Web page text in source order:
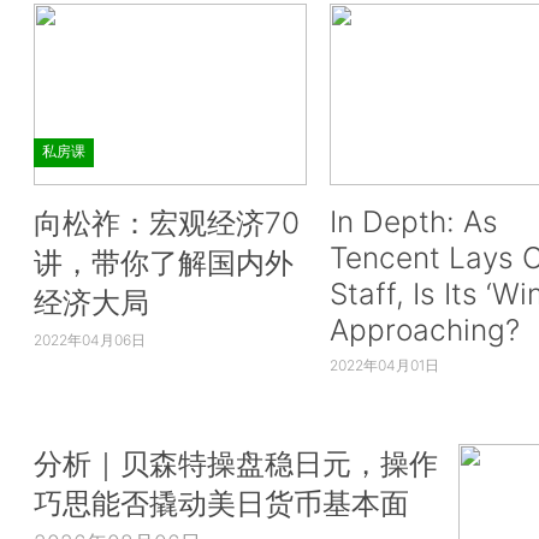
私房课
向松祚：宏观经济70
讲，带你了解国内外
经济大局
2022年04月06日
In Depth: As
Tencent Lays
Staff, Is Its
Approaching?
2022年04月01日
分析｜贝森特操盘稳日元，操作
巧思能否撬动美日货币基本面